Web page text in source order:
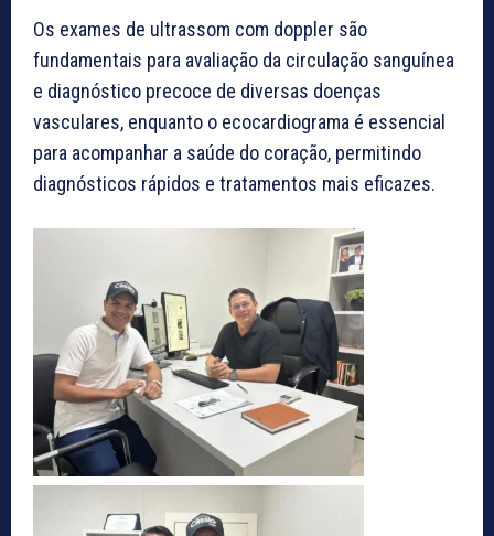
Os exames de ultrassom com doppler são
fundamentais para avaliação da circulação sanguínea
e diagnóstico precoce de diversas doenças
vasculares, enquanto o ecocardiograma é essencial
para acompanhar a saúde do coração, permitindo
diagnósticos rápidos e tratamentos mais eficazes.